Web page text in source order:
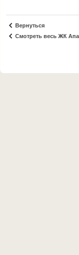
Вернуться
Смотреть весь ЖК